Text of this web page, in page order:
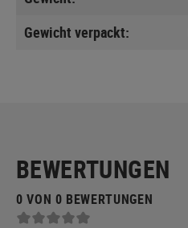
Gewicht verpackt:
BEWERTUNGEN
0 VON 0 BEWERTUNGEN